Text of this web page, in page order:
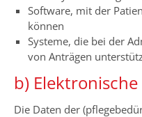
Software, mit der
können
Systeme, die bei der
von Anträgen
b)
Die Daten der